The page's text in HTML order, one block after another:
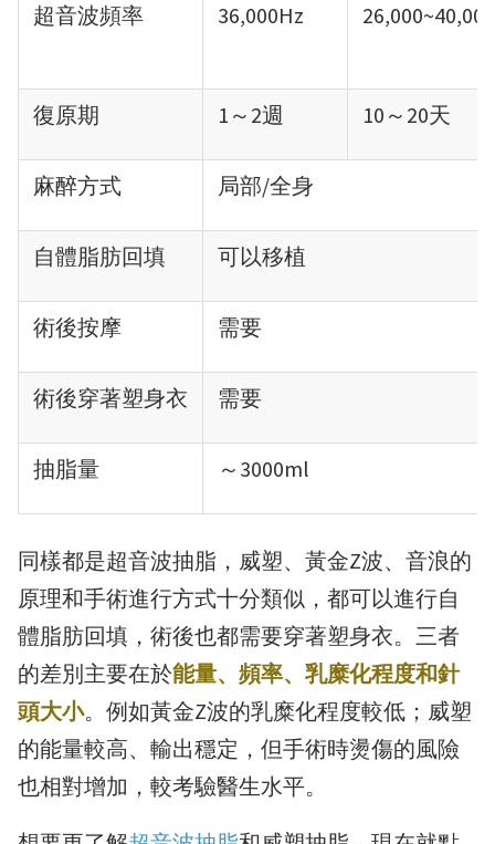
超音波頻率 36,000Hz
復原期 1～2週 10～20天
麻醉方式 局部/全身
自體脂肪回填 可以移植
術後按摩 需要
術後穿著塑身衣 需要
抽脂量 ～3000ml
同樣都是超音波抽脂，威塑、黃金Z波、音浪的
原理和手術進行方式十分類似，都可以進行自
體脂肪回填，術後也都需要穿著塑身衣。三者
的差別主要在於能量、頻率、乳糜化程度和針
頭大小。例如黃金Z波的乳糜化程度較低；威塑
的能量較高、輸出穩定，但手術時燙傷的風險
也相對增加，較考驗醫生水平。